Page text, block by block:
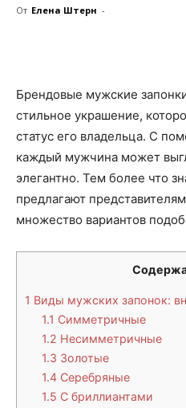
От Елена Штерн -
Брендовые мужские
стильное украшение,
статус его владельца. С
каждый мужчина может
элегантно. Тем более что
предлагают
множество вариантов
1 Виды мужских запонок:
1.1 Симметричные
1.2 Несимметричные
1.3 Золотые
1.4 Серебряные
1.5 С бриллиантами